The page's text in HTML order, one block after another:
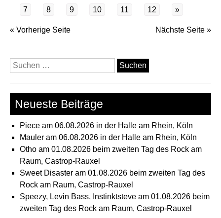
7 8 9 10 11 12 »
Nächste Seite »
« Vorherige Seite
Suchen
nach:
Neueste Beiträge
Piece am 06.08.2026 in der Halle am Rhein, Köln
Mauler am 06.08.2026 in der Halle am Rhein, Köln
Otho am 01.08.2026 beim zweiten Tag des Rock am
Raum, Castrop-Rauxel
Sweet Disaster am 01.08.2026 beim zweiten Tag des
Rock am Raum, Castrop-Rauxel
Speezy, Levin Bass, Instinktsteve am 01.08.2026 beim
zweiten Tag des Rock am Raum, Castrop-Rauxel